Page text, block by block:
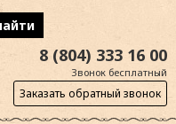
8 (804) 333 16 00
Звонок бесплатный
Заказать обратный звонок